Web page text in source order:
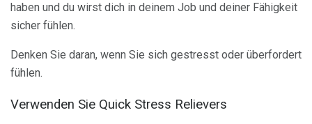
haben und du wirst dich in deinem Job und deiner Fähigkeit
sicher fühlen.
Denken Sie daran, wenn Sie sich gestresst oder überfordert
fühlen.
Verwenden Sie Quick Stress Relievers